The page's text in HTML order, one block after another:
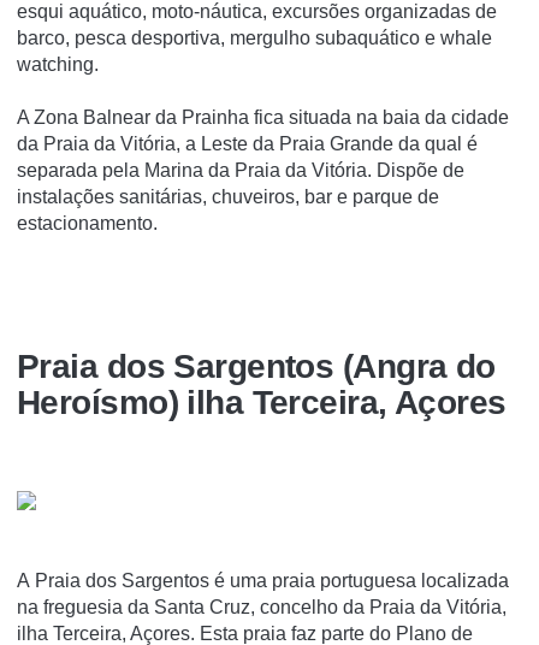
esqui aquático, moto-náutica, excursões organizadas de
barco, pesca desportiva, mergulho subaquático e whale
watching.
A Zona Balnear da Prainha fica situada na baia da cidade
da Praia da Vitória, a Leste da Praia Grande da qual é
separada pela Marina da Praia da Vitória. Dispõe de
instalações sanitárias, chuveiros, bar e parque de
estacionamento.
Praia dos Sargentos (Angra do
Heroísmo) ilha Terceira, Açores
A Praia dos Sargentos é uma praia portuguesa localizada
na freguesia da Santa Cruz, concelho da Praia da Vitória,
ilha Terceira, Açores. Esta praia faz parte do Plano de